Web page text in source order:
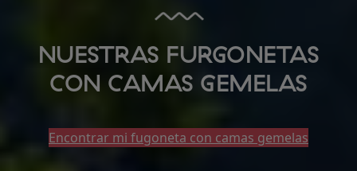
NUESTRAS FURGONETAS
CON CAMAS GEMELAS
Encontrar mi fugoneta con camas gemelas